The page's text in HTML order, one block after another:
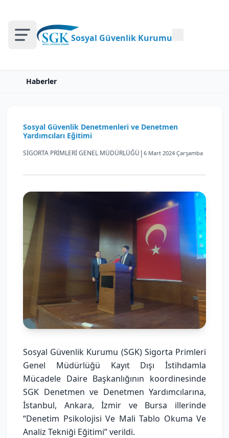
Sosyal Güvenlik Kurumu
Haberler
Sosyal Güvenlik Denetmenleri ve Denetmen
Yardımcıları Eğitimi
SİGORTA PRİMLERİ GENEL MÜDÜRLÜĞÜ | 6 Mart 2024 Çarşamba
Sosyal Güvenlik Kurumu (SGK) Sigorta Primleri
Genel Müdürlüğü Kayıt Dışı İstihdamla
Mücadele Daire Başkanlığının koordinesinde
SGK Denetmen ve Denetmen Yardımcılarına,
İstanbul, Ankara, İzmir ve Bursa illerinde
“Denetim Psikolojisi Ve Mali Tablo Okuma Ve
Analiz Tekniği Eğitimi” verildi.